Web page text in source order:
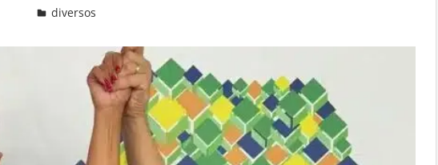
diversos